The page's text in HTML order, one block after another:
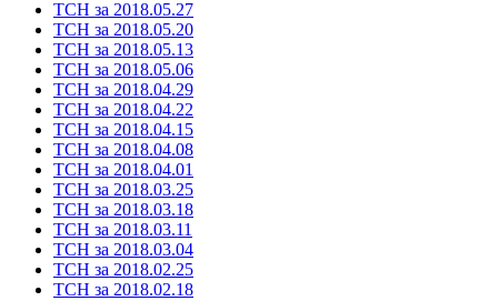
ТСН за 2018.05.27
ТСН за 2018.05.20
ТСН за 2018.05.13
ТСН за 2018.05.06
ТСН за 2018.04.29
ТСН за 2018.04.22
ТСН за 2018.04.15
ТСН за 2018.04.08
ТСН за 2018.04.01
ТСН за 2018.03.25
ТСН за 2018.03.18
ТСН за 2018.03.11
ТСН за 2018.03.04
ТСН за 2018.02.25
ТСН за 2018.02.18